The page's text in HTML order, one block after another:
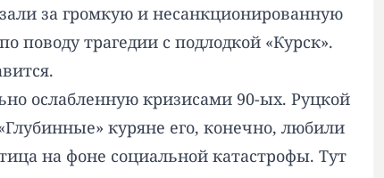
за громкую и несанкционированную
поводу трагедии с подлодкой «Курск».
ослабленную кризисами 90-ых. Руцкой
куряне его, конечно, любили
на фоне социальной катастрофы. Тут